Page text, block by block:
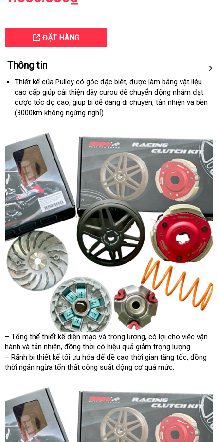
ĐẶT HÀNG
Thông tin
Thiết kế của Pulley có góc đặc biệt, được làm bằng vật liệu
cao cấp giúp cải thiện dây curou dể chuyển động nhằm đạt
được tốc độ cao, giúp bi dễ dàng di chuyển, tản nhiện và bền
(3000km không ngừng nghỉ)
– Tổng thể thiết kế diện mạo và trọng lượng, có lợi cho việc vận
hành và tản nhiện, đồng thời có hiệu quả giảm trọng lượng
– Rãnh bi thiết kế tối ưu hóa để đề cao thời gian tăng tốc, đồng
thời ngăn ngừa tổn thất công suất động cơ quá mức.